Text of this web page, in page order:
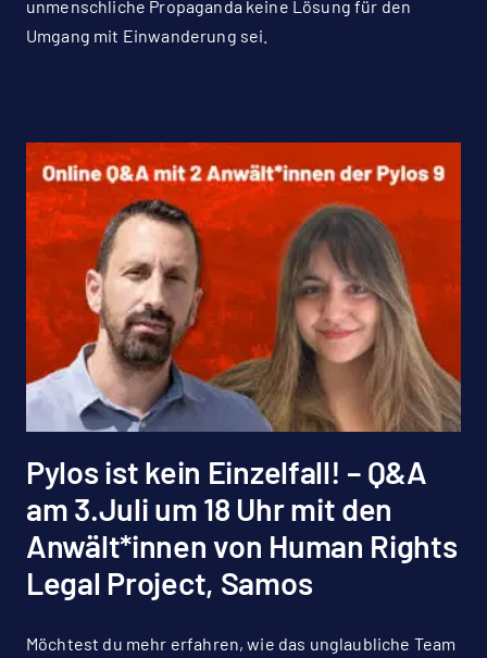
unmenschliche Propaganda keine Lösung für den
Umgang mit Einwanderung sei.
Pylos ist kein Einzelfall! – Q&A
am 3.Juli um 18 Uhr mit den
Anwält*innen von Human Rights
Legal Project, Samos
Möchtest du mehr erfahren, wie das unglaubliche Team